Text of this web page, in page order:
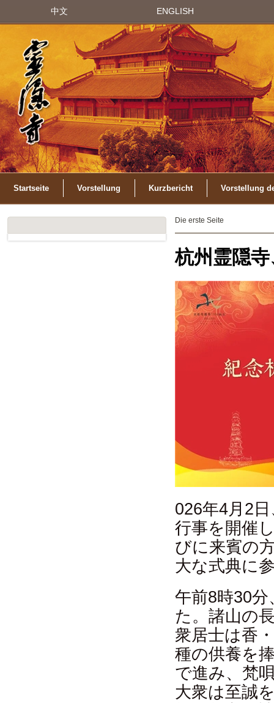
中文 ENGLISH
Startseite Vorstellung Kurzbericht Vorstellung
Die erste Seite
杭州霊隠
026年4月2
行事を開催
びに来賓の
大な式典に
午前8時30
た。諸山の
衆居士は香
種の供養を
で進み、梵
大衆は至誠